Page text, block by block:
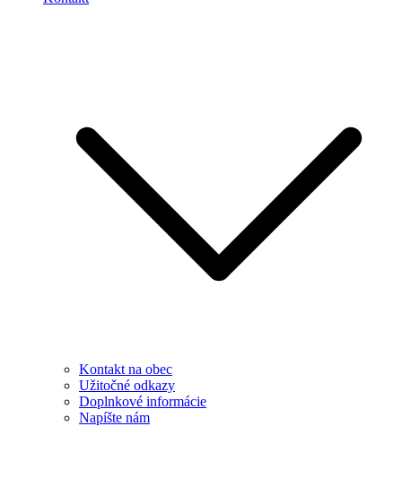
Kontakt na obec
Užitočné odkazy
Doplnkové informácie
Napíšte nám